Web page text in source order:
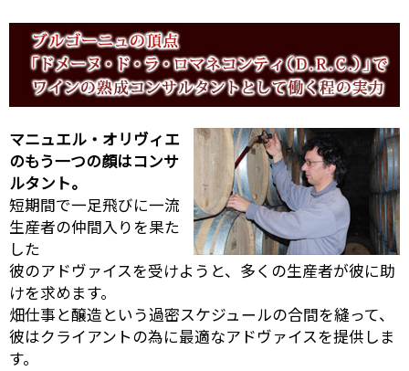
マニュエル・オリヴィエ
のもう一つの顔はコンサ
ルタント。
短期間で一足飛びに一流
生産者の仲間入りを果た
した
彼のアドヴァイスを受けようと、多くの生産者が彼に助
けを求めます。
畑仕事と醸造という過密スケジュールの合間を縫って、
彼はクライアントの為に最適なアドヴァイスを提供しま
す。